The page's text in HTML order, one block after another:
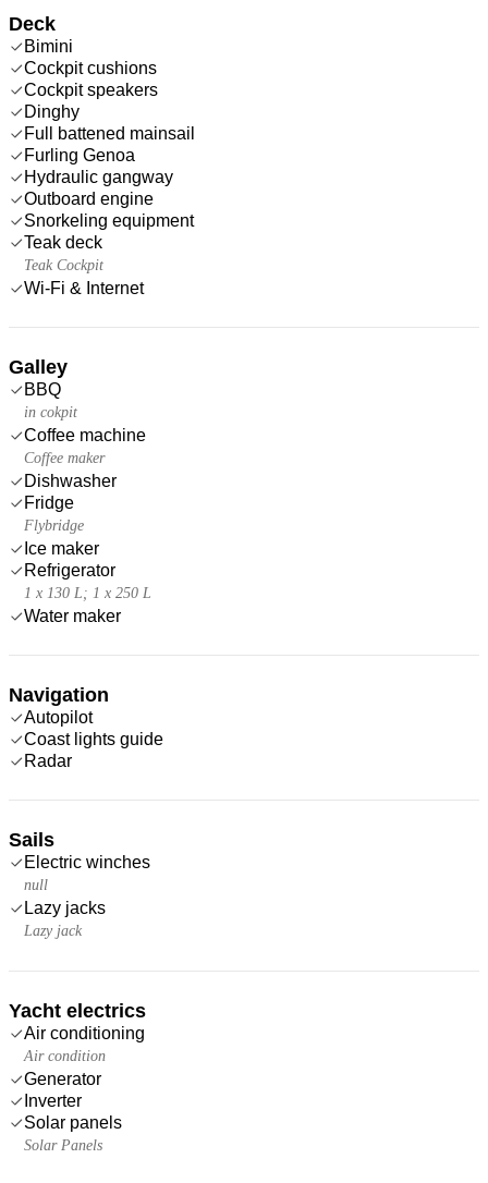
Deck
Bimini
Cockpit cushions
Cockpit speakers
Dinghy
Full battened mainsail
Furling Genoa
Hydraulic gangway
Outboard engine
Snorkeling equipment
Teak deck
Teak Cockpit
Wi-Fi & Internet
Galley
BBQ
in cokpit
Coffee machine
Coffee maker
Dishwasher
Fridge
Flybridge
Ice maker
Refrigerator
1 x 130 L; 1 x 250 L
Water maker
Navigation
Autopilot
Coast lights guide
Radar
Sails
Electric winches
null
Lazy jacks
Lazy jack
Yacht electrics
Air conditioning
Air condition
Generator
Inverter
Solar panels
Solar Panels